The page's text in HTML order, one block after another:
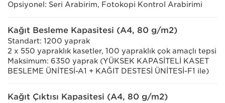
Opsiyonel: Seri Arabirim, Fotokopi Kontrol Arabirimi
Kağıt Besleme Kapasitesi (A4, 80 g/m2)
Standart: 1200 yaprak
2 x 550 yapraklık kasetler, 100 yapraklık çok amaçlı tepsi
Maksimum: 6350 yaprak (YÜKSEK KAPASİTELİ KASET
BESLEME ÜNİTESİ-A1 + KAĞIT DESTESİ ÜNİTESİ-F1 ile)
Kağıt Çıktısı Kapasitesi (A4, 80 g/m2)